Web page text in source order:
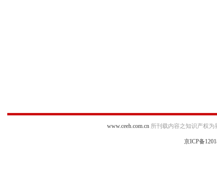
www.ceeh.com.cn所刊载内容之知识产权为
京ICP备